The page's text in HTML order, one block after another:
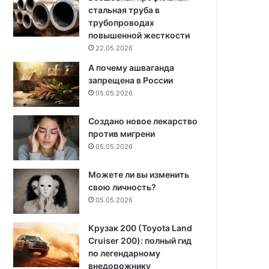
стальная труба в
трубопроводах
повышенной жесткости
22.05.2026
А почему ашваганда
запрещена в России
05.05.2026
Создано новое лекарство
против мигрени
05.05.2026
Можете ли вы изменить
свою личность?
05.05.2026
Крузак 200 (Toyota Land
Cruiser 200): полный гид
по легендарному
внедорожнику